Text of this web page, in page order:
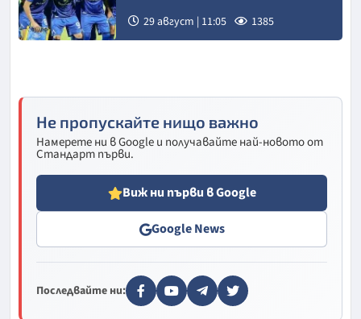
29 август | 11:05 1385
Не пропускайте нищо важно
Намерете ни в Google и получавайте най-новото от
Стандарт първи.
Виж ни първи в Google
Google News
Последвайте ни: